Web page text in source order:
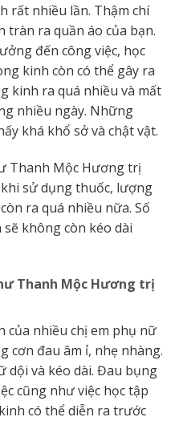
rất nhiều lần. Thậm chí
tràn ra quần áo của bạn.
đến công việc, học
kinh còn có thể gây ra
kinh ra quá nhiều và mất
nhiều ngày. Những
khá khổ sở và chật vật.
Thanh Mộc Hương trị
sử dụng thuốc, lượng
ra quá nhiều nữa. Số
không còn kéo dài
Thanh Mộc Hương trị
của nhiều chị em phụ nữ
cơn đau âm ỉ, nhẹ nhàng.
dội và kéo dài. Đau bụng
cũng như việc học tập
có thể diễn ra trước